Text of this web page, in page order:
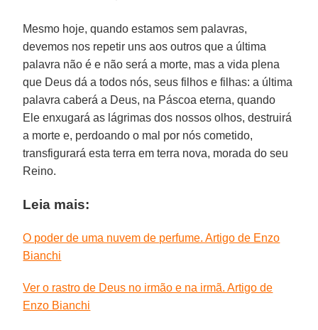
Mesmo hoje, quando estamos sem palavras,
devemos nos repetir uns aos outros que a última
palavra não é e não será a morte, mas a vida plena
que Deus dá a todos nós, seus filhos e filhas: a última
palavra caberá a Deus, na Páscoa eterna, quando
Ele enxugará as lágrimas dos nossos olhos, destruirá
a morte e, perdoando o mal por nós cometido,
transfigurará esta terra em terra nova, morada do seu
Reino.
Leia mais:
O poder de uma nuvem de perfume. Artigo de Enzo
Bianchi
Ver o rastro de Deus no irmão e na irmã. Artigo de
Enzo Bianchi